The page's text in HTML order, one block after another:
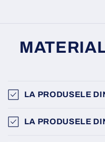
LA PRODUSELE
LA PRODUSELE